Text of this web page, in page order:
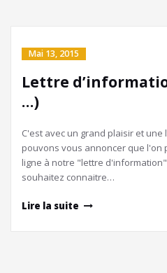
Mai 13, 2015
Lettre
…)
C'est avec un grand plaisir et
pouvons vous annoncer que l'on
ligne à notre "lettre d'information"
souhaitez connaitre…
Lire la suite